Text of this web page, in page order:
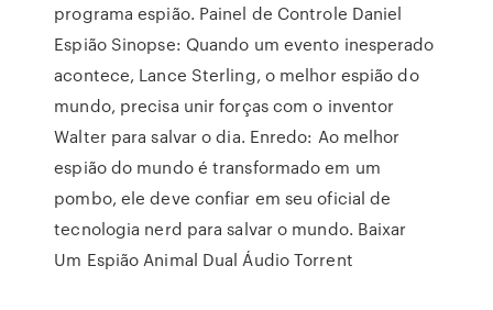
programa espião. Painel de Controle Daniel
Espião Sinopse: Quando um evento inesperado
acontece, Lance Sterling, o melhor espião do
mundo, precisa unir forças com o inventor
Walter para salvar o dia. Enredo: Ao melhor
espião do mundo é transformado em um
pombo, ele deve confiar em seu oficial de
tecnologia nerd para salvar o mundo. Baixar
Um Espião Animal Dual Áudio Torrent